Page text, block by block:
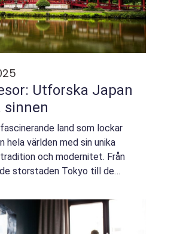
Utforska Japan
sinnen
land som lockar
hela världen med sin unika
och modernitet. Från
storstaden Tokyo till de